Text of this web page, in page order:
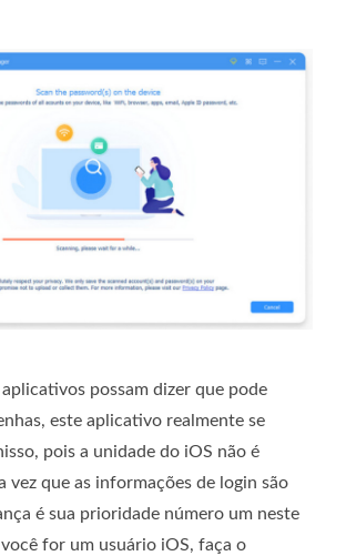
possam dizer que pode
este aplicativo realmente se
pois a unidade do iOS não é
vez que as informações de login são
é sua prioridade número um neste
for um usuário iOS, faça o